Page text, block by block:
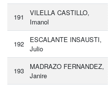
191
VILELLA CASTILLO,
Imanol
192
ESCALANTE INSAUSTI,
Julio
193
MADRAZO FERNANDEZ,
Janire